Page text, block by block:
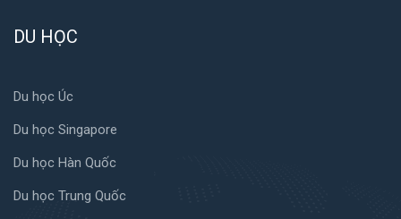
DU HỌC
Du học Úc
Du học Singapore
Du học Hàn Quốc
Du học Trung Quốc